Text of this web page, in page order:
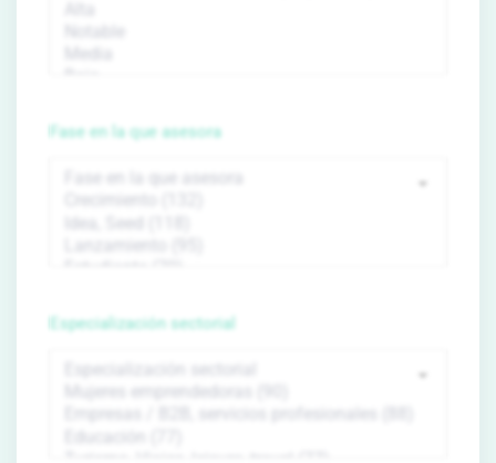
Fase en la que asesora
Especialización sectorial